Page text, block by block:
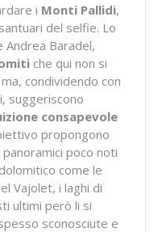
i Monti Pallidi,
del selfie. Lo
Andrea Baradel,
che qui non si
condividendo con
suggeriscono
consapevole
propongono
poco noti
come le
Vajolet, i laghi di
ultimi però li si
sconosciute e